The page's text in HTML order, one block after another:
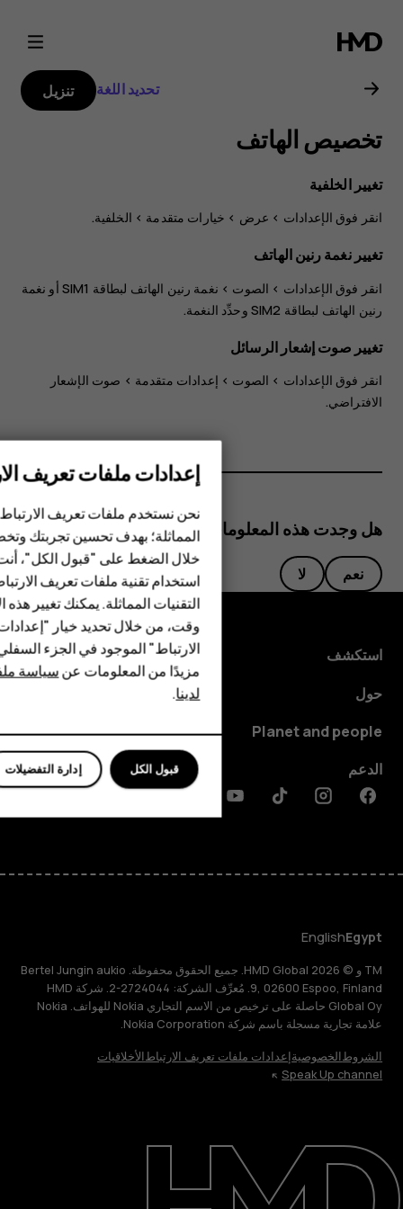
دليل
مستخدم
Nokia
G21
الهواتف الذكية
الهواتف المميزة
الأكسسوارات
HMD Terra M
HMD Watch
للأعمال
الأجهزة اللوحية
حول
الدعم
تحديد اللغة تنزيل
تخصيص الهاتف
تغيير الخلفية
انقر فوق الإعدادات > عرض > خيارات متقدمة > الخلفية‏‎.
تغيير نغمة رنين الهاتف
انقر فوق الإعدادات > الصوت > نغمة رنين الهاتف لبطاقة SIM1 أو نغمة
رنين الهاتف لبطاقة SIM2
وحدِّد النغمة.
تغيير صوت إشعار الرسائل
انقر فوق الإعدادات > الصوت > إعدادات متقدمة > صوت الإشعار
الافتراضي.
هل وجدت هذه المعلومات مفيدة؟
نعم لا
استكشف
حول
Planet and people
الدعم
Facebook
Instagram
Tiktok
Youtube
Egypt
English
TM و © 2026 HMD Global. جميع الحقوق محفوظة. Bertel Jungin aukio
9, 02600 Espoo, Finland. مُعرِّف الشركة: 2724044-2. شركة HMD
Global Oy حاصلة على ترخيص من الاسم التجاري Nokia للهواتف. Nokia
علامة تجارية مسجلة باسم شركة Nokia Corporation.
الشروطالخصوصيةإعدادات ملفات تعريف الارتباطالأخلاقيات
Speak Up channel
إعدادات ملفات تعريف
نحن نستخدم ملفات تعريف
المماثلة؛ بهدف تحسين تجربتك
خلال الضغط على "قبول الكل"،
استخدام تقنية ملفات تعريف
التقنيات المماثلة. يمكنك تغيير
وقت، من خلال تحديد خيار
الارتباط" الموجود في الجزء
مزيدًا من المعلومات عنسياسة
لدينا.
إدارة التفضيلات قبول الكل